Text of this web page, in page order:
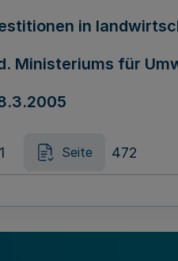
in
Ministeriums für
Seite 472